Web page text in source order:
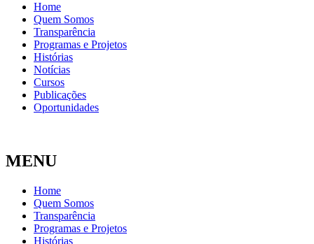
Home
Quem Somos
Transparência
Programas e Projetos
Histórias
Notícias
Cursos
Publicações
Oportunidades
MENU
Home
Quem Somos
Transparência
Programas e Projetos
Histórias